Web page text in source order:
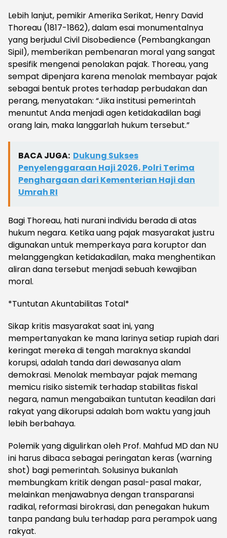
Lebih lanjut, pemikir Amerika Serikat, Henry David
Thoreau (1817-1862), dalam esai monumentalnya
yang berjudul Civil Disobedience (Pembangkangan
Sipil), memberikan pembenaran moral yang sangat
spesifik mengenai penolakan pajak. Thoreau, yang
sempat dipenjara karena menolak membayar pajak
sebagai bentuk protes terhadap perbudakan dan
perang, menyatakan: “Jika institusi pemerintah
menuntut Anda menjadi agen ketidakadilan bagi
orang lain, maka langgarlah hukum tersebut.”
BACA JUGA: Dukung Sukses
Penyelenggaraan Haji 2026, Polri Terima
Penghargaan dari Kementerian Haji dan
Umrah RI
Bagi Thoreau, hati nurani individu berada di atas
hukum negara. Ketika uang pajak masyarakat justru
digunakan untuk memperkaya para koruptor dan
melanggengkan ketidakadilan, maka menghentikan
aliran dana tersebut menjadi sebuah kewajiban
moral.
*Tuntutan Akuntabilitas Total*
Sikap kritis masyarakat saat ini, yang
mempertanyakan ke mana larinya setiap rupiah dari
keringat mereka di tengah maraknya skandal
korupsi, adalah tanda dari dewasanya alam
demokrasi. Menolak membayar pajak memang
memicu risiko sistemik terhadap stabilitas fiskal
negara, namun mengabaikan tuntutan keadilan dari
rakyat yang dikorupsi adalah bom waktu yang jauh
lebih berbahaya.
Polemik yang digulirkan oleh Prof. Mahfud MD dan NU
ini harus dibaca sebagai peringatan keras (warning
shot) bagi pemerintah. Solusinya bukanlah
membungkam kritik dengan pasal-pasal makar,
melainkan menjawabnya dengan transparansi
radikal, reformasi birokrasi, dan penegakan hukum
tanpa pandang bulu terhadap para perampok uang
rakyat.